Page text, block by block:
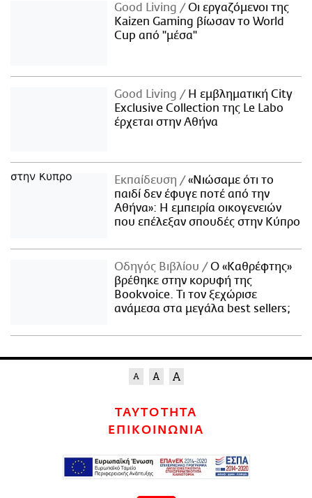
Good Living
Οι εργαζόμενοι της
Kaizen Gaming βίωσαν το World
Cup από "μέσα"
Good Living
Η εμβληματική City
Exclusive Collection της Le Labo
έρχεται στην Αθήνα
Εκπαίδευση
«Νιώσαμε ότι το
παιδί δεν έφυγε ποτέ από την
Αθήνα»: Η εμπειρία οικογενειών
που επέλεξαν σπουδές στην Κύπρο
Οδηγός Βιβλίου
Ο «Καθρέφτης»
βρέθηκε στην κορυφή της
Bookvoice. Τι τον ξεχώρισε
ανάμεσα στα μεγάλα best sellers;
ΤΑΥΤΟΤΗΤΑ
ΕΠΙΚΟΙΝΩΝΙΑ